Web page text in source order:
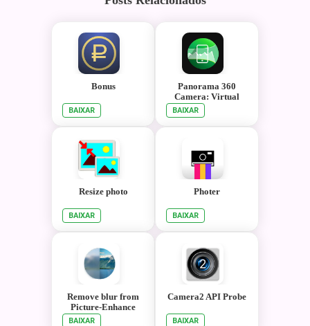
Bonus
BAIXAR
Panorama 360
Camera: Virtual
Tours: Instagram
BAIXAR
Resize photo
BAIXAR
Photer
BAIXAR
Remove blur from
Picture-Enhance
Image
BAIXAR
Camera2 API Probe
BAIXAR